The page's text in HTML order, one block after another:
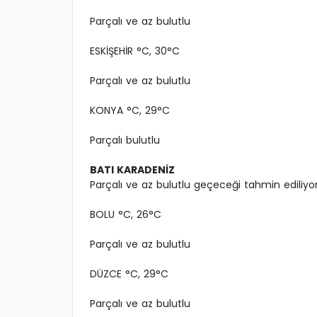
Parçalı ve az bulutlu
ESKİŞEHİR °C, 30°C
Parçalı ve az bulutlu
KONYA °C, 29°C
Parçalı bulutlu
BATI KARADENİZ
Parçalı ve az bulutlu geçeceği tahmin
BOLU °C, 26°C
Parçalı ve az bulutlu
DÜZCE °C, 29°C
Parçalı ve az bulutlu